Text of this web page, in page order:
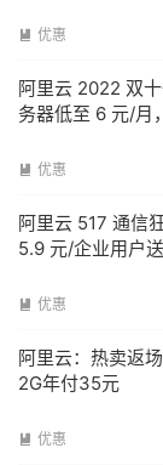
 优惠
阿里云 2022 双
务器低至 6 元/月
 优惠
阿里云 517 通信
5.9 元/企业用户
 优惠
阿里云：热卖返
2G年付35元
 优惠